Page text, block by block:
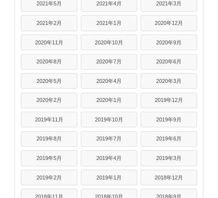
2021年5月 2021年4月 2021年3月
2021年2月 2021年1月 2020年12月
2020年11月 2020年10月 2020年9月
2020年8月 2020年7月 2020年6月
2020年5月 2020年4月 2020年3月
2020年2月 2020年1月 2019年12月
2019年11月 2019年10月 2019年9月
2019年8月 2019年7月 2019年6月
2019年5月 2019年4月 2019年3月
2019年2月 2019年1月 2018年12月
2018年11月 2018年10月 2018年9月